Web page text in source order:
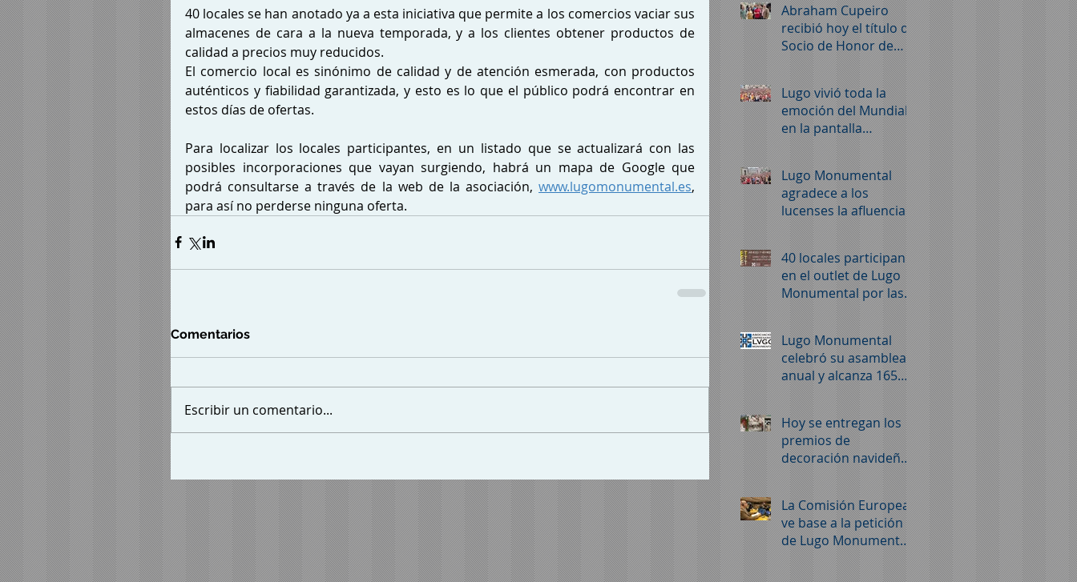
40 locales se han anotado ya a esta iniciativa que permite a los comercios vaciar sus
almacenes de cara a la nueva temporada, y a los clientes obtener productos de
calidad a precios muy reducidos.
El comercio local es sinónimo de calidad y de atención esmerada, con productos
auténticos y fiabilidad garantizada, y esto es lo que el público podrá encontrar en
estos días de ofertas.
Para localizar los locales participantes, en un listado que se actualizará con las
posibles incorporaciones que vayan surgiendo, habrá un mapa de Google que
podrá consultarse a través de la web de la asociación, www.lugomonumental.es,
para así no perderse ninguna oferta.
Comentarios
Escribir un comentario...
Abraham Cupeiro
recibió hoy el título de
Socio de Honor de
Lugo Monumental
Lugo vivió toda la
emoción del Mundial
en la pantalla
instalada por Lugo
Monumental
Lugo Monumental
agradece a los
lucenses la afluencia
masiva a la
convocatoria de ayer
40 locales participan
en el outlet de Lugo
Monumental por las
calles del casco
histórico los días 26 y
27 de marzo
Lugo Monumental
celebró su asamblea
anual y alcanza 165
empresas asociadas
Hoy se entregan los
premios de
decoración navideña
de Lugo Monumental
La Comisión Europea
ve base a la petición
de Lugo Monumental
y la mantiene abierta